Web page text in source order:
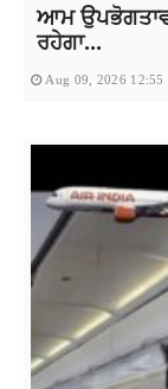
ਆਮ
ਰਹੇਗਾ...
Aug 09, 2026 12:55